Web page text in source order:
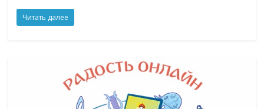
Читать далее